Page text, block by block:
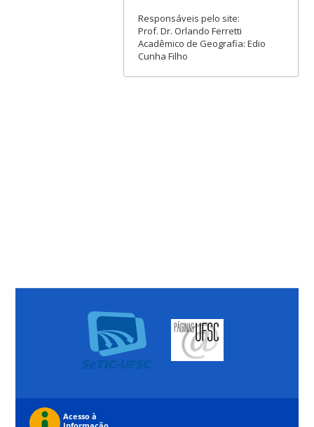
Responsáveis pelo site:
Prof. Dr. Orlando Ferretti
Acadêmico de Geografia: Edio
Cunha Filho